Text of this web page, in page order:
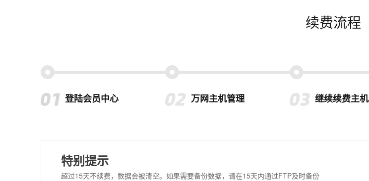
续费流程
登陆会员中心 万网主机管理 继续续费主机
特别提示
超过15天不续费，数据会被清空。如果需要备份数据，请在15天内通过FTP及时备份